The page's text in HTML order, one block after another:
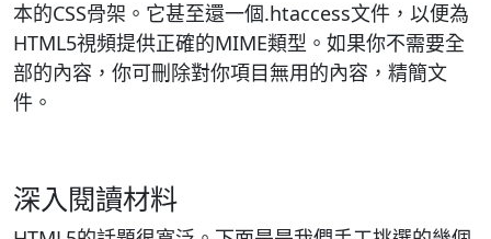
本的CSS骨架。它甚至還一個.htaccess文件，以便為
HTML5視頻提供正確的MIME類型。如果你不需要全
部的內容，你可刪除對你項目無用的內容，精簡文
件。
深入閱讀材料